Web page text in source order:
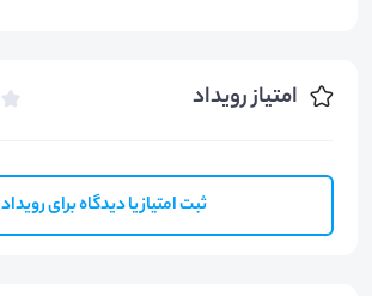
امتیاز رویداد
ثبت امتیاز یا دیدگاه برای رویداد